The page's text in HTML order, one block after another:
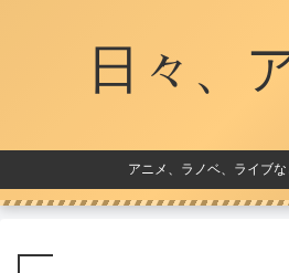
日々、
アニメ、ラノベ、ライブ